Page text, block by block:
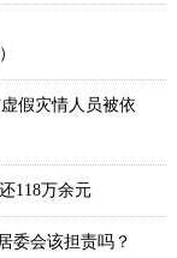
假灾情人员被依
118万余元
委会该担责吗？